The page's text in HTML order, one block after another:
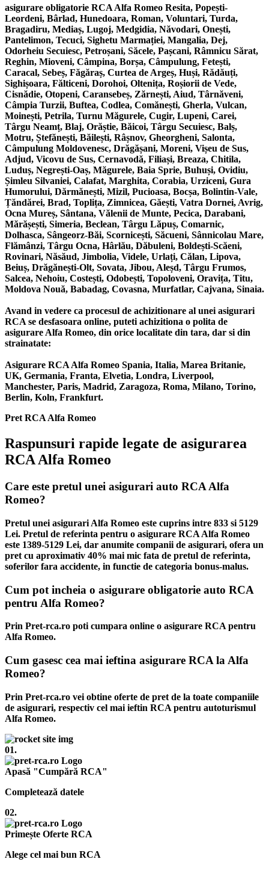
asigurare obligatorie RCA Alfa Romeo Resita, Popești-
Leordeni, Bârlad, Hunedoara, Roman, Voluntari, Turda,
Bragadiru, Mediaș, Lugoj, Medgidia, Năvodari, Onești,
Pantelimon, Tecuci, Sighetu Marmației, Mangalia, Dej,
Odorheiu Secuiesc, Petroșani, Săcele, Pașcani, Râmnicu Sărat,
Reghin, Mioveni, Câmpina, Borșa, Câmpulung, Fetești,
Caracal, Sebeș, Făgăraș, Curtea de Argeș, Huși, Rădăuți,
Sighișoara, Fălticeni, Dorohoi, Oltenița, Roșiorii de Vede,
Cisnădie, Otopeni, Caransebeș, Zărnești, Aiud, Târnăveni,
Câmpia Turzii, Buftea, Codlea, Comănești, Gherla, Vulcan,
Moinești, Petrila, Turnu Măgurele, Cugir, Lupeni, Carei,
Târgu Neamț, Blaj, Orăștie, Băicoi, Târgu Secuiesc, Balș,
Motru, Ștefănești, Băilești, Râșnov, Gheorgheni, Salonta,
Câmpulung Moldovenesc, Drăgășani, Moreni, Vișeu de Sus,
Adjud, Vicovu de Sus, Cernavodă, Filiași, Breaza, Chitila,
Luduș, Negrești-Oaș, Măgurele, Baia Sprie, Buhuși, Ovidiu,
Șimleu Silvaniei, Calafat, Marghita, Corabia, Urziceni, Gura
Humorului, Dărmănești, Mizil, Pucioasa, Bocșa, Bolintin-Vale,
Țăndărei, Brad, Toplița, Zimnicea, Găești, Vatra Dornei, Avrig,
Ocna Mureș, Sântana, Vălenii de Munte, Pecica, Darabani,
Mărășești, Simeria, Beclean, Târgu Lăpuș, Comarnic,
Dolhasca, Sângeorz-Băi, Scornicești, Săcueni, Sânnicolau Mare,
Flămânzi, Târgu Ocna, Hârlău, Dăbuleni, Boldești-Scăeni,
Rovinari, Năsăud, Jimbolia, Videle, Urlați, Călan, Lipova,
Beiuș, Drăgănești-Olt, Sovata, Jibou, Aleșd, Târgu Frumos,
Salcea, Nehoiu, Costești, Odobești, Topoloveni, Oravița, Titu,
Moldova Nouă, Babadag, Covasna, Murfatlar, Cajvana, Sinaia.
Avand in vedere ca procesul de achizitionare al unei asigurari
RCA se desfasoara online, puteti achizitiona o polita de
asigurare Alfa Romeo, din orice localitate din tara, dar si din
strainatate:
Asigurare RCA Alfa Romeo Spania, Italia, Marea Britanie,
UK, Germania, Franta, Elvetia, Londra, Liverpool,
Manchester, Paris, Madrid, Zaragoza, Roma, Milano, Torino,
Berlin, Koln, Frankfurt.
Pret RCA Alfa Romeo
Raspunsuri rapide legate de asigurarea
RCA Alfa Romeo
Care este pretul unei asigurari auto RCA Alfa
Romeo?
Pretul unei asigurari Alfa Romeo este cuprins intre 833 si 5129
Lei. Pretul de referinta pentru o asigurare RCA Alfa Romeo
este 1389-5129 Lei, dar anumite companii de asigurari, ofera un
pret cu aproximativ 40% mai mic fata de pretul de referinta,
soferilor fara accidente, in functie de categoria bonus-malus.
Cum pot incheia o asigurare obligatorie auto RCA
pentru Alfa Romeo?
Prin Pret-rca.ro poti cumpara online o asigurare RCA pentru
Alfa Romeo.
Cum gasesc cea mai ieftina asigurare RCA la Alfa
Romeo?
Prin Pret-rca.ro vei obtine oferte de pret de la toate companiile
de asigurari, respectiv cel mai ieftin RCA pentru autoturismul
Alfa Romeo.
01.
Apasă "Cumpără RCA"
Completează datele
02.
Primește Oferte RCA
Alege cel mai bun RCA